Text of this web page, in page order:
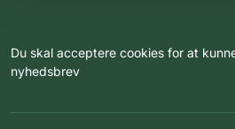
Du skal acceptere cookies for at
nyhedsbrev